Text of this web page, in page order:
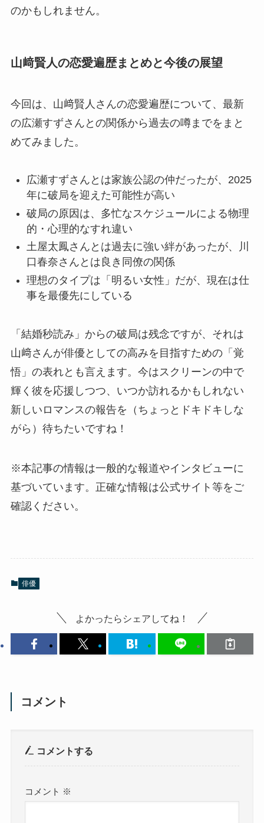
のかもしれません。
山﨑賢人の恋愛遍歴まとめと今後の展望
今回は、山﨑賢人さんの恋愛遍歴について、最新
の広瀬すずさんとの関係から過去の噂までをまと
めてみました。
広瀬すずさんとは家族公認の仲だったが、2025
年に破局を迎えた可能性が高い
破局の原因は、多忙なスケジュールによる物理
的・心理的なすれ違い
土屋太鳳さんとは過去に強い絆があったが、川
口春奈さんとは良き同僚の関係
理想のタイプは「明るい女性」だが、現在は仕
事を最優先にしている
「結婚秒読み」からの破局は残念ですが、それは
山﨑さんが俳優としての高みを目指すための「覚
悟」の表れとも言えます。今はスクリーンの中で
輝く彼を応援しつつ、いつか訪れるかもしれない
新しいロマンスの報告を（ちょっとドキドキしな
がら）待ちたいですね！
※本記事の情報は一般的な報道やインタビューに
基づいています。正確な情報は公式サイト等をご
確認ください。
俳優
よかったらシェアしてね！
コメント
コメントする
コメント ※